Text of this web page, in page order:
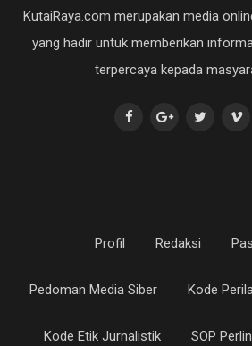
KutaiRaya.com merupakan media
yang hadir untuk memberikan
terpercaya kepada
Profil Redaksi
Pedoman Media Siber Kode
Kode Etik Jurnalistik SOP